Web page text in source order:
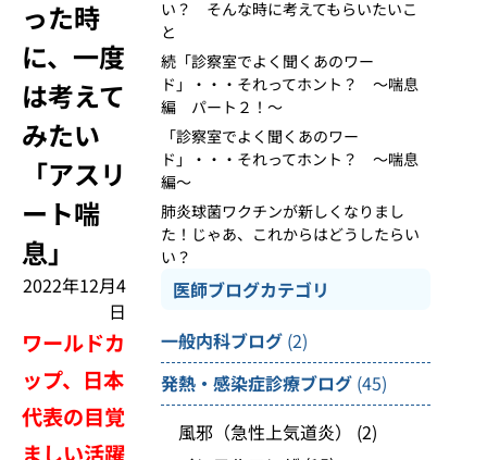
った時
に、一度
は考えて
みたい
「アスリ
ート喘
息」
2022年12月4
日
ワールドカ
ップ、日本
代表の目覚
ましい活躍
い？ そんな時に考えてもらいたいこ
と
続「診察室でよく聞くあのワー
ド」・・・それってホント？ ～喘息
編 パート２！～
「診察室でよく聞くあのワー
ド」・・・それってホント？ ～喘息
編～
肺炎球菌ワクチンが新しくなりまし
た！じゃあ、これからはどうしたらい
い？
医師ブログカテゴリ
一般内科ブログ (2)
発熱・感染症診療ブログ (45)
風邪（急性上気道炎）
(2)